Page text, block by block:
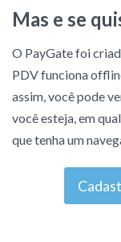
Mas e se
O PayGate foi
PDV funciona
assim, você pode
você esteja, em
que tenha um